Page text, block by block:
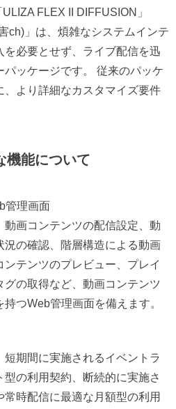
FLEX II DIFFUSION」
ch)」は、煩雑なシステムインテ
必要とせず、ライブ配信を迅
ッケージです。 従来のパッケ
、より詳細なカスタマイズ要件
機能について
管理画面
画コンテンツの配信設定、動
の確認、階層構造による動画
テンツのプレビュー、プレイ
の取得など、動画コンテンツ
つWeb管理画面を備えます。
期間に実施されるイベントラ
の利用契約、断続的に実施さ
時配信に最適な月額型の利用